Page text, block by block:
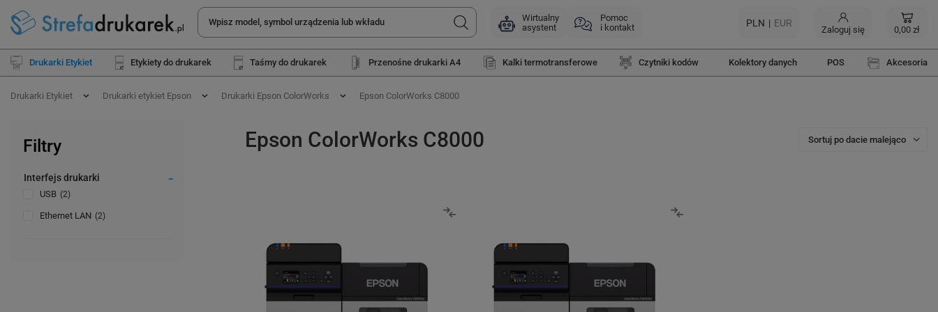
Wirtualny
asystent
Pomoc
i kontakt
PLN EUR
Zaloguj się 0,00 zł
Drukarki Etykiet Etykiety do drukarek Taśmy do drukarek Przenośne drukarki A4 Kalki termotransferowe Czytniki kodów Kolektory danych POS Akcesoria
Drukarki Etykiet Drukarki etykiet Epson Drukarki Epson ColorWorks Epson ColorWorks C8000
Filtry
Interfejs drukarki
USB 2
Ethernet LAN 2
Epson ColorWorks C8000 Sortuj po dacie malejąco